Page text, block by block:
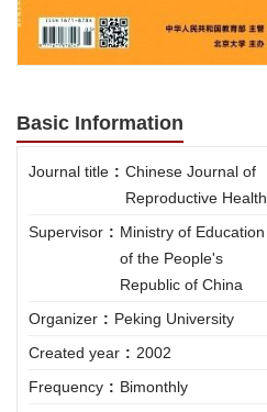
Basic Information
Journal title : Chinese Journal of
Reproductive Health
Supervisor : Ministry of Education
of the People's
Republic of China
Organizer : Peking University
Created year : 2002
Frequency : Bimonthly